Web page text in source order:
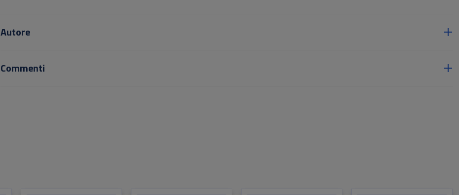
microtravi e micromolle e non ponti sullo stretto.
In questo testo, che è pensato per un corso universitario di secondo livello,
Progettazione di Sensori e Microsistemi da una decina di anni, (coprendone
una buona parte del programma), c’è quanto sopra. Lo sforzo è stato quello
Autore
Commenti